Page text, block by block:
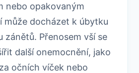
nebo opakovaným
může docházet k úbytku
zánětů. Přenosem vší se
další onemocnění, jako
očních víček nebo